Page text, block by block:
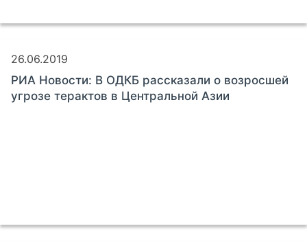
26.06.2019
РИА Новости: В ОДКБ рассказали о возросшей
угрозе терактов в Центральной Азии